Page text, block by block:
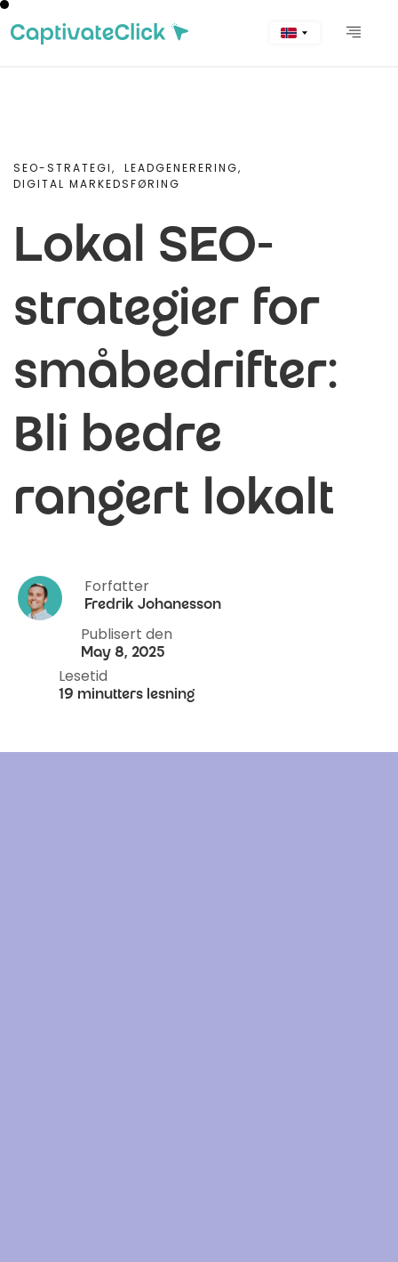
SEO-STRATEGI,
LEADGENERERING,
DIGITAL MARKEDSFØRING
Lokal SEO-
strategier for
småbedrifter:
Bli bedre
rangert lokalt
Forfatter
Fredrik Johanesson
Publisert den
May 8, 2025
Lesetid
19 minutters lesning